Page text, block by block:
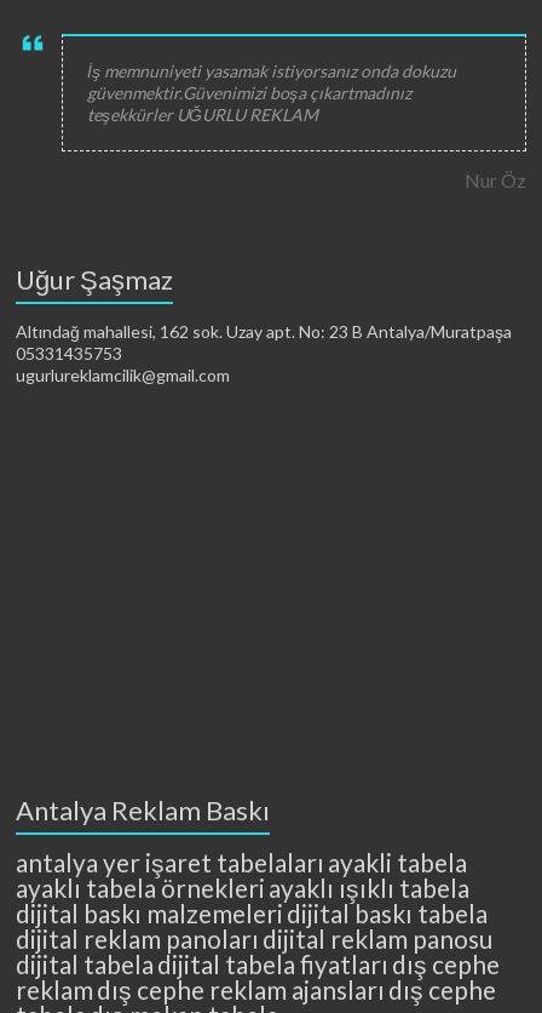
İş memnuniyeti yasamak istiyorsanız onda dokuzu
güvenmektir.Güvenimizi boşa çıkartmadınız
teşekkürler UĞURLU REKLAM
Nur Öz
Uğur Şaşmaz
Altındağ mahallesi, 162 sok. Uzay apt. No: 23 B Antalya/Muratpaşa
05331435753
ugurlureklamcilik@gmail.com
Antalya Reklam Baskı
antalya yer işaret tabelaları ayakli tabela
ayaklı tabela örnekleri ayaklı ışıklı tabela
dijital baskı malzemeleridijital baskı tabela
dijital reklam panoları dijital reklam panosu
dijital tabela dijital tabela fiyatları dış cephe
reklam dış cephe reklam ajansları dış cephe